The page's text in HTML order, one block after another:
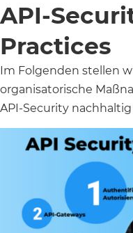
API-
Practices
Im Folgenden stellen
organisatorische
API-Security